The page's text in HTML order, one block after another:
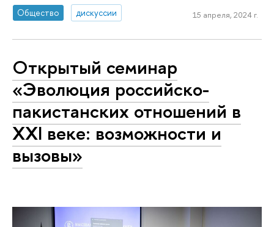
Общество дискуссии 15 апреля, 2024 г.
Открытый семинар
«Эволюция российско-
пакистанских отношений в
XXI веке: возможности и
вызовы»